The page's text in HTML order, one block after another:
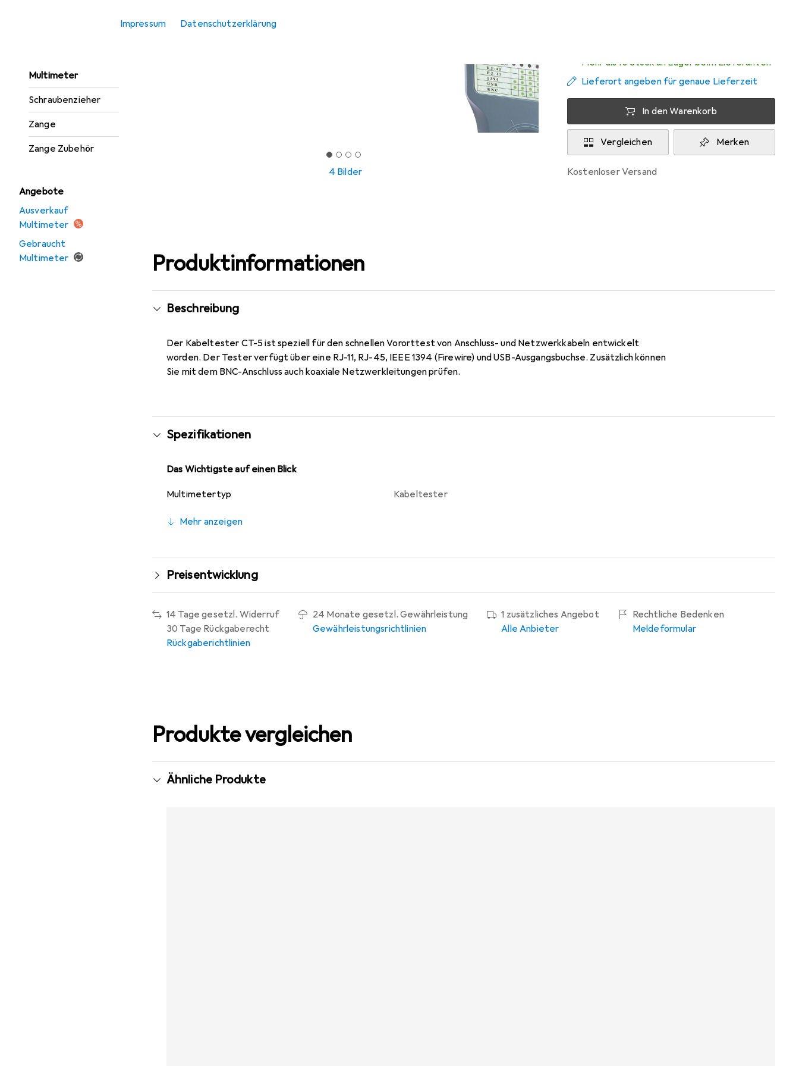
Impressum Datenschutzerklärung
Multimeter
Schraubenzieher
Zange
Zange Zubehör
Angebote
Ausverkauf
Multimeter
Gebraucht
Multimeter
4 Bilder
Mehr als 10 Stück an Lager beim Lieferanten
Lieferort angeben für genaue Lieferzeit
In den Warenkorb
Vergleichen Merken
kostenloser Versand
Produktinformationen
Beschreibung
Der Kabeltester CT-5 ist speziell für den schnellen Vororttest von Anschluss- und Netzwerkkabeln entwickelt
worden. Der Tester verfügt über eine RJ-11, RJ-45, IEEE 1394 (Firewire) und USB-Ausgangsbuchse. Zusätzlich können
Sie mit dem BNC-Anschluss auch koaxiale Netzwerkleitungen prüfen.
Spezifikationen
Das Wichtigste auf einen Blick
Multimetertyp Kabeltester
Mehr anzeigen
Preisentwicklung
14 Tage gesetzl. Widerruf
30 Tage Rückgaberecht
Rückgaberichtlinien
24 Monate gesetzl. Gewährleistung
Gewährleistungsrichtlinien
1 zusätzliches Angebot
Alle Anbieter
Rechtliche Bedenken
Meldeformular
Produkte vergleichen
Ähnliche Produkte